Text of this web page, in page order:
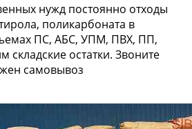
нужд постоянно отходы
поликарбоната в
ПС, АБС, УПМ, ПВХ, ПП,
складские остатки. Звоните
самовывоз